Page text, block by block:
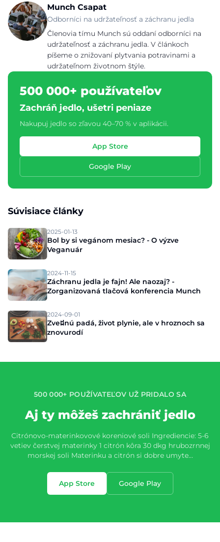
Munch Csapat
Odborníci na udržateľnosť a záchranu jedla
Členovia tímu Munch sú oddaní odborníci na
udržateľnosť a záchranu jedla. V článkoch
píšeme o znižovaní plytvania potravinami a
udržateľnom životnom štýle.
500 000+ používateľov
Zachráň jedlo, ušetri peniaze
Nakupuj jedlo so zľavou 40–70 % v aplikácii.
App Store
Google Play
Súvisiace články
2025-01-13
Bol by si vegánom mesiac? - O výzve
Veganuár
2024-11-15
Záchranu jedla je fajn! Ale naozaj? -
Zorganizovaná tlačová konferencia Munch
2024-09-01
Zveដnú padá, život plynie, ale v hroznoch sa
znovurodí
500 000+ POUŽÍVATEĽOV UŽ PRIDALO SA
Aj ty môžeš zachrániť jedlo
Citrónovo-materinkovové koreniové soli Ingrediencie: 5-6
vetiev čerstvej materinky 1 citrón kôra 30 dkg hrubozrnnej
morskej soli Materinku a citrón si dobre umyte…
App Store Google Play